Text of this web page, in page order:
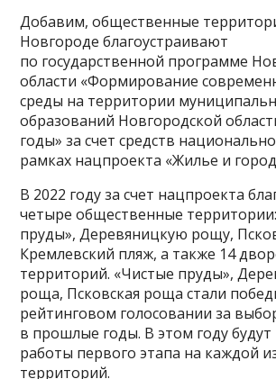
Добавим, общественные
Новгороде благоустраивают
по государственной программе
области «Формирование
среды на территории
образований Новгородской
годы» за счет средств
рамках нацпроекта «Жилье и
В 2022 году за счет нацпроекта
четыре общественные
пруды», Деревяницкую рощу,
Кремлевский пляж, а также 14
территорий. «Чистые пруды»,
роща, Псковская роща стали
рейтинговом голосовании за
в прошлые годы. В этом году
работы первого этапа на каждой
территорий.